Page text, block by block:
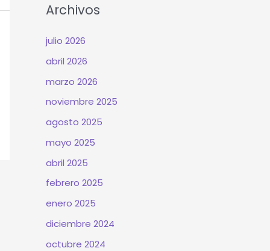
Archivos
julio 2026
abril 2026
marzo 2026
noviembre 2025
agosto 2025
mayo 2025
abril 2025
febrero 2025
enero 2025
diciembre 2024
octubre 2024